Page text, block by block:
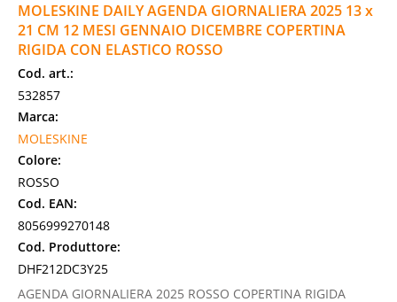
MOLESKINE DAILY AGENDA GIORNALIERA 2025 13 x
21 CM 12 MESI GENNAIO DICEMBRE COPERTINA
RIGIDA CON ELASTICO ROSSO
Cod. art.:
532857
Marca:
MOLESKINE
Colore:
ROSSO
Cod. EAN:
8056999270148
Cod. Produttore:
DHF212DC3Y25
AGENDA GIORNALIERA 2025 ROSSO COPERTINA RIGIDA